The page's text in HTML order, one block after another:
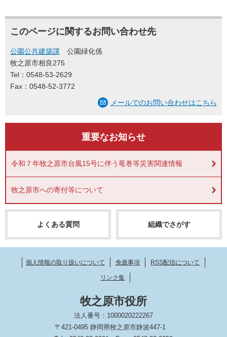
このページに関するお問い合わせ先
公園公共建築課
公園緑化係
牧之原市相良275
Tel：0548-53-2629
Fax：0548-52-3772
メールでのお問い合わせはこちら
重要なお知らせ
令和７年牧之原市台風15号に伴う竜巻等災害関連情報
牧之原市への寄付等について
よくある質問 組織でさがす
個人情報の取り扱いについて 免責事項 RSS配信について
リンク集
牧之原市役所
法人番号：1000020222267
〒421-0495 静岡県牧之原市静波447-1